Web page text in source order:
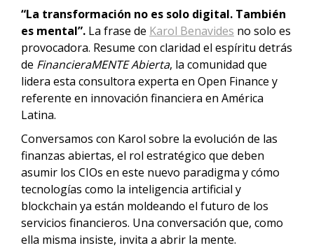
“La transformación no es solo digital. También
es mental”. La frase de Karol Benavides no solo es
provocadora. Resume con claridad el espíritu detrás
de FinancieraMENTE Abierta, la comunidad que
lidera esta consultora experta en Open Finance y
referente en innovación financiera en América
Latina.
Conversamos con Karol sobre la evolución de las
finanzas abiertas, el rol estratégico que deben
asumir los CIOs en este nuevo paradigma y cómo
tecnologías como la inteligencia artificial y
blockchain ya están moldeando el futuro de los
servicios financieros. Una conversación que, como
ella misma insiste, invita a abrir la mente.